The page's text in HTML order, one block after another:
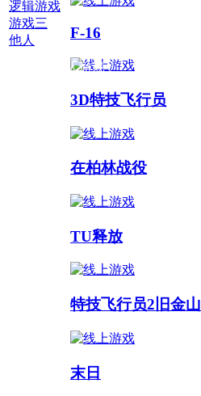
逻辑游戏
游戏三
他人
多人游戏 :
F-16
3D特技飞行员
在柏林战役
TU释放
特技飞行员2旧金山
末日